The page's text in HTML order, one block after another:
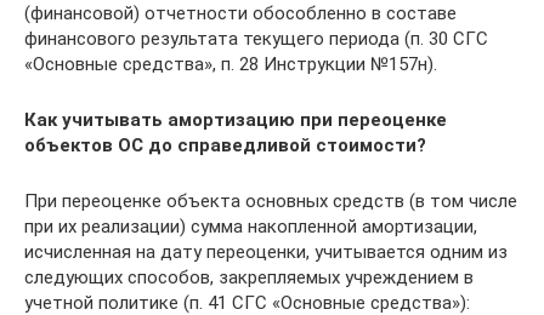
(финансовой) отчетности обособленно в составе
финансового результата текущего периода (п. 30 СГС
«Основные средства», п. 28 Инструкции №157н).
Как учитывать амортизацию при переоценке
объектов ОС до справедливой стоимости?
При переоценке объекта основных средств (в том числе
при их реализации) сумма накопленной амортизации,
исчисленная на дату переоценки, учитывается одним из
следующих способов, закрепляемых учреждением в
учетной политике (п. 41 СГС «Основные средства»):